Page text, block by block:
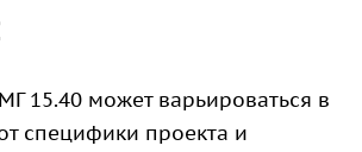
15.40 может варьироваться в
специфики проекта и